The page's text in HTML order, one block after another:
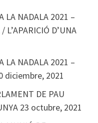
LA NADALA 2021 –
L’APARICIÓ D’UNA
LA NADALA 2021 –
diciembre, 2021
DE PAU
23 octubre, 2021